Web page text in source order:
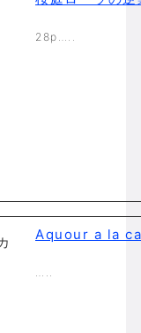
28p…..
Aquour a la
…..